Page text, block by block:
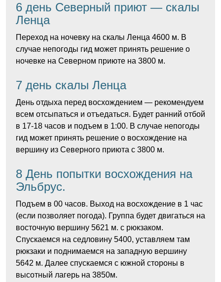
6 день Северный приют — скалы
Ленца
Переход на ночевку на скалы Ленца 4600 м. В
случае непогоды гид может принять решение о
ночевке на Северном приюте на 3800 м.
7 день скалы Ленца
День отдыха перед восхождением — рекомендуем
всем отсыпаться и отъедаться. Будет ранний отбой
в 17-18 часов и подъем в 1:00. В случае непогоды
гид может принять решение о восхождение на
вершину из Северного приюта с 3800 м.
8 День попытки восхождения на
Эльбрус.
Подъем в 00 часов. Выход на восхождение в 1 час
(если позволяет погода). Группа будет двигаться на
восточную вершину 5621 м. с рюкзаком.
Спускаемся на седловину 5400, уставляем там
рюкзаки и поднимаемся на западную вершину
5642 м. Далее спускаемся с южной стороны в
высотный лагерь на 3850м.